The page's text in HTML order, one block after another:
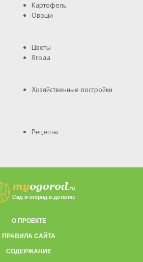
Картофель
Овощи
Цветы
Ягода
Хозяйственные постройки
Рецепты
О ПРОЕКТЕ
ПРАВИЛА САЙТА
СОДЕРЖАНИЕ